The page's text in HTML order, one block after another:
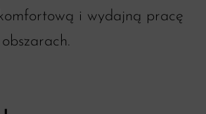
i wydajną pracę